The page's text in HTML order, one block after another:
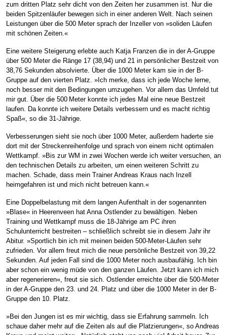
zum dritten Platz sehr dicht von den Zeiten her zusammen ist. Nur die
beiden Spitzenläufer bewegen sich in einer anderen Welt. Nach seinen
Leistungen über die 500 Meter sprach der Inzeller von »soliden Läufen
mit schönen Zeiten.«
Eine weitere Steigerung erlebte auch Katja Franzen die in der A-Gruppe
über 500 Meter die Ränge 17 (38,94) und 21 in persönlicher Bestzeit von
38,76 Sekunden absolvierte. Über die 1000 Meter kam sie in der B-
Gruppe auf den vierten Platz. »Ich merke, dass ich jede Woche lerne,
noch besser mit den Bedingungen umzugehen. Vor allem das Umfeld tut
mir gut. Über die 500 Meter konnte ich jedes Mal eine neue Bestzeit
laufen. Da konnte ich weitere Details verbessern und es macht richtig
Spaß«, so die 31-Jährige.
Verbesserungen sieht sie noch über 1000 Meter, außerdem haderte sie
dort mit der Streckenreihenfolge und sprach von einem nicht optimalen
Wettkampf. »Bis zur WM in zwei Wochen werde ich weiter versuchen, an
den technischen Details zu arbeiten, um einen weiteren Schritt zu
machen. Schade, dass mein Trainer Andreas Kraus nach Inzell
heimgefahren ist und mich nicht betreuen kann.«
Eine Doppelbelastung mit dem langen Aufenthalt in der sogenannten
»Blase« in Heerenveen hat Anna Ostlender zu bewältigen. Neben
Training und Wettkampf muss die 18-Jährige am PC ihren
Schulunterricht bestreiten – schließlich schreibt sie in diesem Jahr ihr
Abitur. »Sportlich bin ich mit meinen beiden 500-Meter-Läufen sehr
zufrieden. Vor allem freut mich die neue persönliche Bestzeit von 39,22
Sekunden. Auf jeden Fall sind die 1000 Meter noch ausbaufähig. Ich bin
aber schon ein wenig müde von den ganzen Läufen. Jetzt kann ich mich
aber regenerieren«, freut sie sich. Ostlender erreichte über die 500-Meter
in der A-Gruppe den 23. und 24. Platz und über die 1000 Meter in der B-
Gruppe den 10. Platz.
»Bei den Jungen ist es mir wichtig, dass sie Erfahrung sammeln. Ich
schaue daher mehr auf die Zeiten als auf die Platzierungen«, so Andreas